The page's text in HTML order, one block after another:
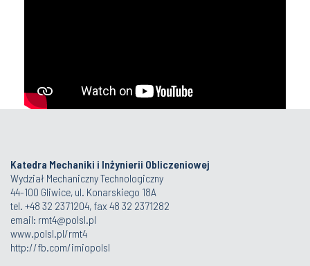
Katedra Mechaniki i Inżynierii Obliczeniowej
Wydział Mechaniczny Technologiczny
44-100 Gliwice, ul. Konarskiego 18A
tel. +48 32 2371204, fax 48 32 2371282
email: rmt4@polsl.pl
www.polsl.pl/rmt4
http://fb.com/imiopolsl